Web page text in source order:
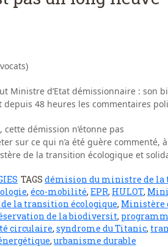
Ministre d’Etat démissionnaire : son
48 heures les commentaires
démission n’étonne pas
sur ce qui n’a été guère commenté,
de la transition écologique et
TAGS démision du ministre de
, éco-mobilité, EPR, HULOT,
la transition écologique, Ministère
de la biodiversit,
circulaire, syndrome du Titanic,
,urbanisme durable